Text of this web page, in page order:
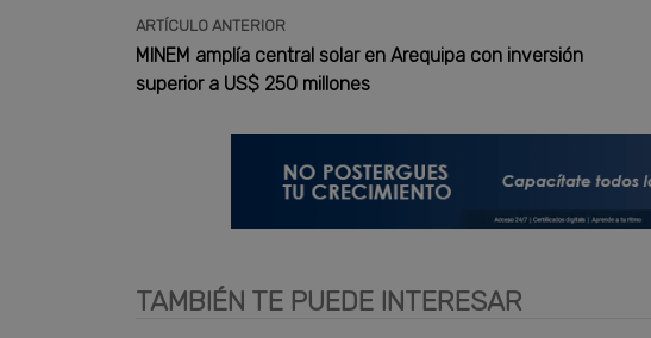
ARTÍCULO ANTERIOR
MINEM amplía central solar en Arequipa con inversión
superior a US$ 250 millones
TAMBIÉN TE PUEDE INTERESAR